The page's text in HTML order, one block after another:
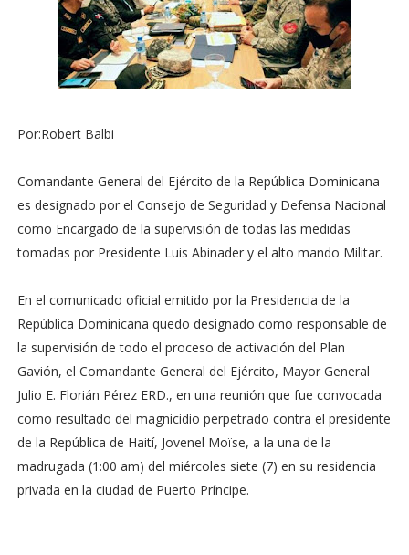
Por:Robert Balbi
Comandante General del Ejército de la República Dominicana
es designado por el Consejo de Seguridad y Defensa Nacional
como Encargado de la supervisión de todas las medidas
tomadas por Presidente Luis Abinader y el alto mando Militar.
En el comunicado oficial emitido por la Presidencia de la
República Dominicana quedo designado como responsable de
la supervisión de todo el proceso de activación del Plan
Gavión, el Comandante General del Ejército, Mayor General
Julio E. Florián Pérez ERD., en una reunión que fue convocada
como resultado del magnicidio perpetrado contra el presidente
de la República de Haití, Jovenel Moïse, a la una de la
madrugada (1:00 am) del miércoles siete (7) en su residencia
privada en la ciudad de Puerto Príncipe.